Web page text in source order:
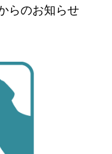
らのお知らせ